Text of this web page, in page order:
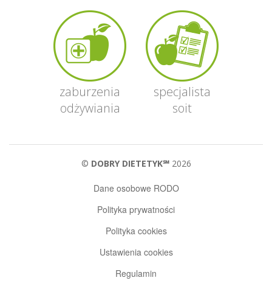
zaburzenia
odżywiania
specjalista
soit
© DOBRY DIETETYK℠2026
Dane osobowe RODO
Polityka prywatności
Polityka cookies
Ustawienia cookies
Regulamin